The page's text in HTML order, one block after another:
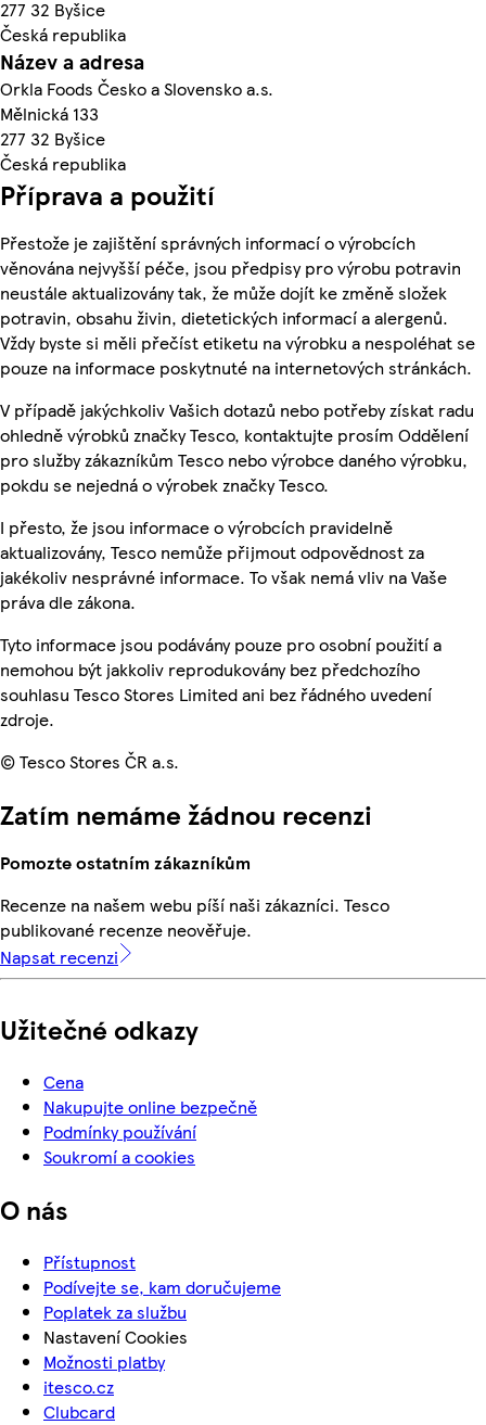
277 32 Byšice
Česká republika
Název a adresa
Orkla Foods Česko a Slovensko a.s.
Mělnická 133
277 32 Byšice
Česká republika
Příprava a použití
Přestože je zajištění správných informací o výrobcích
věnována nejvyšší péče, jsou předpisy pro výrobu potravin
neustále aktualizovány tak, že může dojít ke změně složek
potravin, obsahu živin, dietetických informací a alergenů.
Vždy byste si měli přečíst etiketu na výrobku a nespoléhat se
pouze na informace poskytnuté na internetových stránkách.
V případě jakýchkoliv Vašich dotazů nebo potřeby získat radu
ohledně výrobků značky Tesco, kontaktujte prosím Oddělení
pro služby zákazníkům Tesco nebo výrobce daného výrobku,
pokdu se nejedná o výrobek značky Tesco.
I přesto, že jsou informace o výrobcích pravidelně
aktualizovány, Tesco nemůže přijmout odpovědnost za
jakékoliv nesprávné informace. To však nemá vliv na Vaše
práva dle zákona.
Tyto informace jsou podávány pouze pro osobní použití a
nemohou být jakkoliv reprodukovány bez předchozího
souhlasu Tesco Stores Limited ani bez řádného uvedení
zdroje.
© Tesco Stores ČR a.s.
Zatím nemáme žádnou recenzi
Pomozte ostatním zákazníkům
Recenze na našem webu píší naši zákazníci. Tesco
publikované recenze neověřuje.
Napsat recenzi
Užitečné odkazy
Cena
Nakupujte online bezpečně
Podmínky používání
Soukromí a cookies
O nás
Přístupnost
Podívejte se, kam doručujeme
Poplatek za službu
Nastavení Cookies
Možnosti platby
itesco.cz
Clubcard